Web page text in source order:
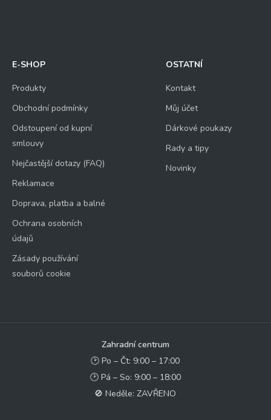
E-SHOP
Produkty
Obchodní podmínky
Odstoupení od kupní
smlouvy
Nejčastější dotazy (FAQ)
Reklamace
Doprava, platba a balné
Ochrana osobních
údajů
Zásady používání
souborů cookie
OSTATNÍ
Kontakt
Můj účet
Dárkové poukazy
Rady a tipy
Novinky
Zahradní centrum
🕑 Po – Čt: 9:00 – 17:00
🕑 Pá – So: 9:00 – 18:00
🚫 Neděle: ZAVŘENO